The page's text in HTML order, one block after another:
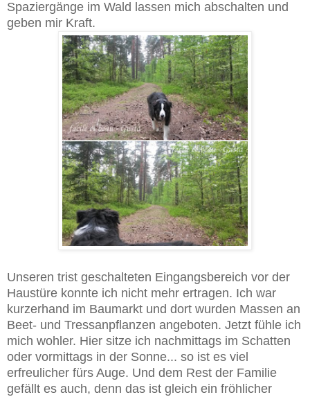
Spaziergänge im Wald lassen mich abschalten und
geben mir Kraft.
Unseren trist geschalteten Eingangsbereich vor der
Haustüre konnte ich nicht mehr ertragen. Ich war
kurzerhand im Baumarkt und dort wurden Massen an
Beet- und Tressanpflanzen angeboten. Jetzt fühle ich
mich wohler. Hier sitze ich nachmittags im Schatten
oder vormittags in der Sonne... so ist es viel
erfreulicher fürs Auge. Und dem Rest der Familie
gefällt es auch, denn das ist gleich ein fröhlicher